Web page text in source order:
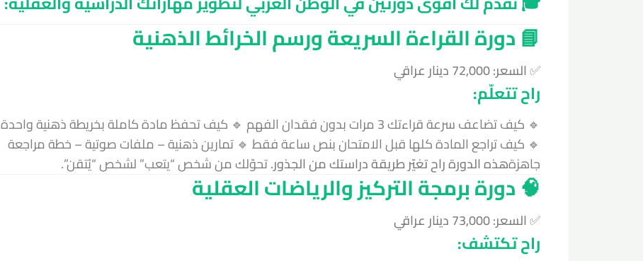
📘 دورة القراءة السريعة ورسم الخرائط الذهنية
✅ السعر: 72,000 دينار عراقي
راح تتعلّم:
🔹 كيف تضاعف سرعة قراءتك 3 مرات بدون فقدان الفهم 🔹 كيف تحفظ مادة كاملة بخريطة ذهنية واحدة
🔹 كيف تراجع المادة كلها قبل الامتحان بنص ساعة فقط 🔹 تمارين ذهنية – ملفات صوتية – خطة مراجعة
جاهزةهذه الدورة راح تغيّر طريقة دراستك من الجذور.تحوّلك من شخص “يتعب” لشخص “يُتقن”.
🧠 دورة برمجة التركيز والرياضات العقلية
✅ السعر: 73,000 دينار عراقي
راح تكتشف: